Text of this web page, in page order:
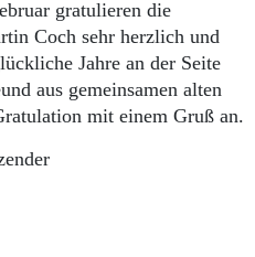
gratulieren die
Coch sehr herzlich und
Jahre an der Seite
aus gemeinsamen alten
mit einem Gruß an.